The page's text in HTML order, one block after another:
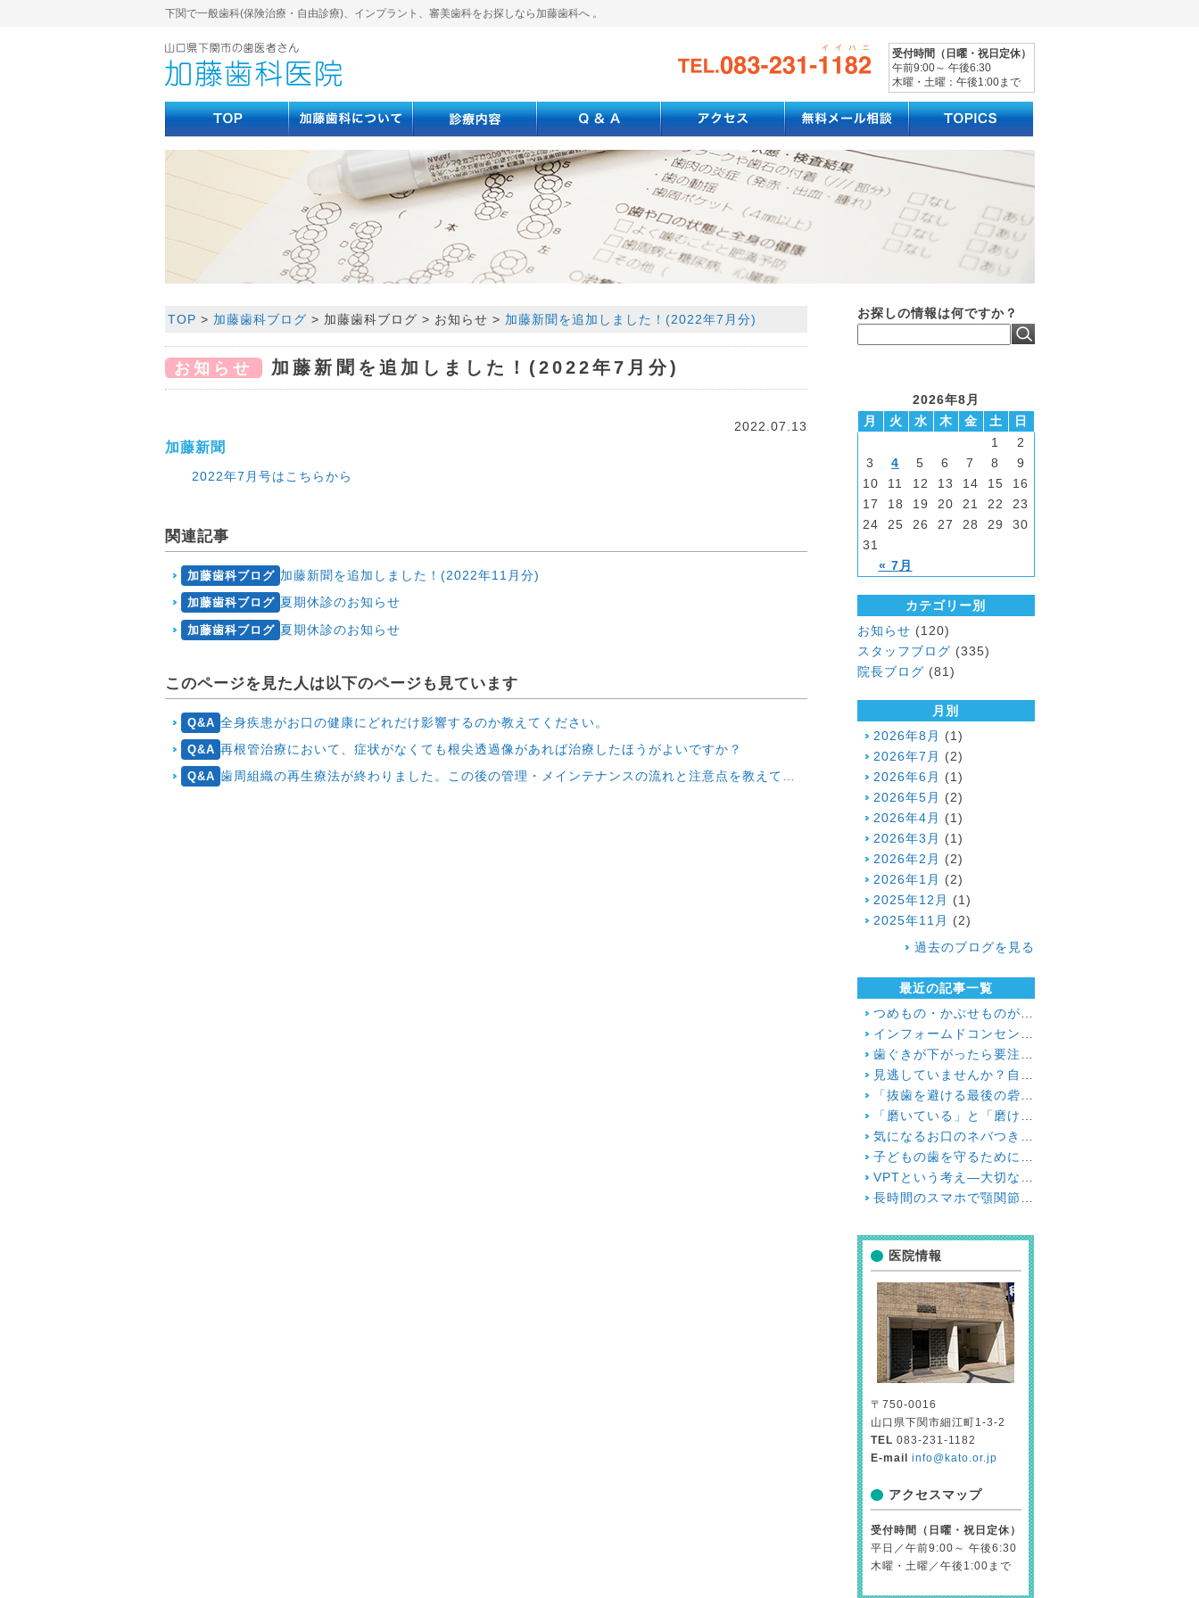
下関で一般歯科(保険治療・自由診療)、インプラント、審美歯科をお探しなら加藤歯科へ 。
受付時間（日曜・祝日定休）
午前9:00～ 午後6:30
木曜・土曜：午後1:00まで
TOP > 加藤歯科ブログ > 加藤歯科ブログ > お知らせ > 加藤新聞を追加しました！(2022年7月分)
お知らせ 加藤新聞を追加しました！(2022年7月分)
2022.07.13
加藤新聞
2022年7月号はこちらから
関連記事
加藤歯科ブログ 加藤新聞を追加しました！(2022年11月分)
加藤歯科ブログ 夏期休診のお知らせ
加藤歯科ブログ 夏期休診のお知らせ
このページを見た人は以下のページも見ています
Q&A 全身疾患がお口の健康にどれだけ影響するのか教えてください。
Q&A 再根管治療において、症状がなくても根尖透過像があれば治療したほうがよいですか？
Q&A 歯周組織の再生療法が終わりました。この後の管理・メインテナンスの流れと注意点を教えてください。
お探しの情報は何ですか？
2026年8月
月
火 水 木 金 土 日
« 7月
1
2
3
4 5 6 7 8
9
10
11 12 13 14 15
16
17
18 19 20 21 22
23
24
25 26 27 28 29
30
31
カテゴリー別
お知らせ (120)
スタッフブログ (335)
院長ブログ (81)
月別
2026年8月
(1)
2026年7月
(2)
2026年6月
(1)
2026年5月
(2)
2026年4月
(1)
2026年3月
(1)
2026年2月
(2)
2026年1月
(2)
2025年12月
(1)
2025年11月
(2)
過去のブログを見る
最近の記事一覧
医院情報
〒750-0016
山口県下関市細江町1-3-2
TEL 083-231-1182
E-mail
info@kato.or.jp
アクセスマップ
受付時間（日曜・祝日定休）
平日／午前9:00～ 午後6:30
木曜・土曜／午後1:00まで